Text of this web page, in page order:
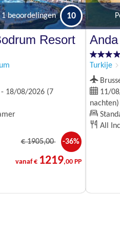
1 beoordelingen 10
Resort
18/08/2026 (7
€1905,00 -36%
vanaf € 1219,00 PP
Turkije
11/
nachten)
All